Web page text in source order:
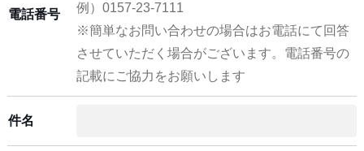
電話番号
例）0157-23-7111
※簡単なお問い合わせの場合はお電話にて回答
させていただく場合がございます。電話番号の
記載にご協力をお願いします
件名